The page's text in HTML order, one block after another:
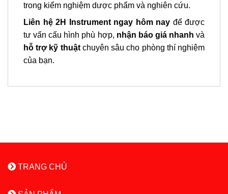
trong kiểm nghiệm dược phẩm và nghiên cứu.
Liên hệ 2H Instrument ngay hôm nay để được
tư vấn cấu hình phù hợp, nhận báo giá nhanh và
hỗ trợ kỹ thuậtchuyên sâu cho phòng thí nghiệm
của bạn.
TRANG CHỦ